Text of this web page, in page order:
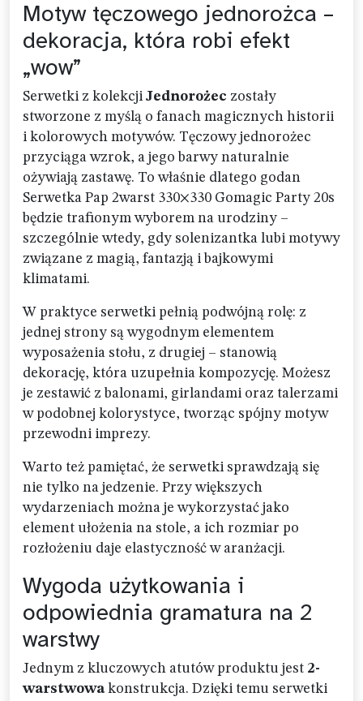
Motyw tęczowego jednorożca –
dekoracja, która robi efekt
„wow”
Serwetki z kolekcji Jednorożec zostały
stworzone z myślą o fanach magicznych historii
i kolorowych motywów. Tęczowy jednorożec
przyciąga wzrok, a jego barwy naturalnie
ożywiają zastawę. To właśnie dlatego godan
Serwetka Pap 2warst 330×330 Gomagic Party 20s
będzie trafionym wyborem na urodziny –
szczególnie wtedy, gdy solenizantka lubi motywy
związane z magią, fantazją i bajkowymi
klimatami.
W praktyce serwetki pełnią podwójną rolę: z
jednej strony są wygodnym elementem
wyposażenia stołu, z drugiej – stanowią
dekorację, która uzupełnia kompozycję. Możesz
je zestawić z balonami, girlandami oraz talerzami
w podobnej kolorystyce, tworząc spójny motyw
przewodni imprezy.
Warto też pamiętać, że serwetki sprawdzają się
nie tylko na jedzenie. Przy większych
wydarzeniach można je wykorzystać jako
element ułożenia na stole, a ich rozmiar po
rozłożeniu daje elastyczność w aranżacji.
Wygoda użytkowania i
odpowiednia gramatura na 2
warstwy
Jednym z kluczowych atutów produktu jest 2-
warstwowakonstrukcja. Dzięki temu serwetki